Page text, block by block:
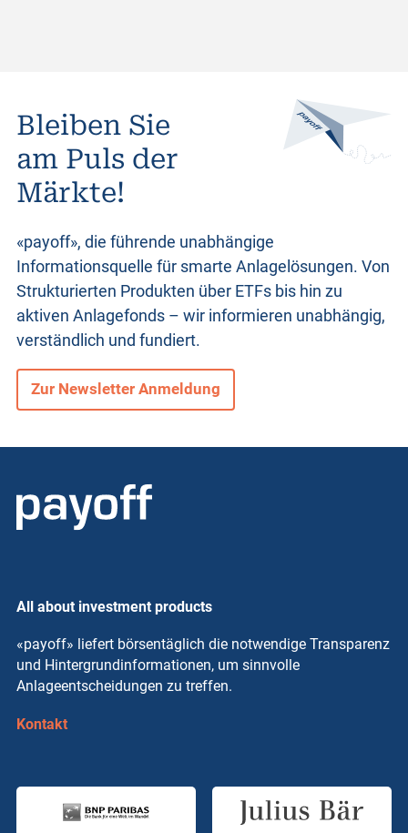
Bleiben Sie
am Puls der
Märkte!
«payoff», die führende unabhängige
Informationsquelle für smarte Anlagelösungen. Von
Strukturierten Produkten über ETFs bis hin zu
aktiven Anlagefonds – wir informieren unabhängig,
verständlich und fundiert.
Zur Newsletter Anmeldung
All about investment products
«payoff» liefert börsentäglich die notwendige Transparenz
und Hintergrundinformationen, um sinnvolle
Anlageentscheidungen zu treffen.
Kontakt